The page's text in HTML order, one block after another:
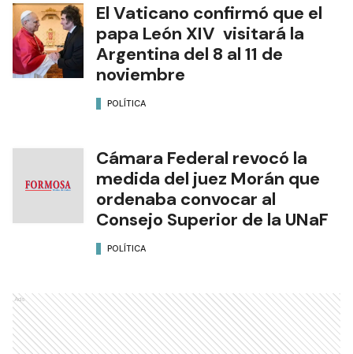
El Vaticano confirmó que el
papa León XIV visitará la
Argentina del 8 al 11 de
noviembre
POLÍTICA
Cámara Federal revocó la
medida del juez Morán que
ordenaba convocar al
Consejo Superior de la UNaF
POLÍTICA
Ads